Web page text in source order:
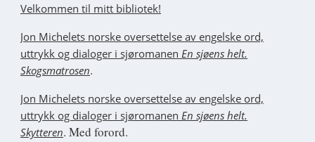
Velkommen til mitt bibliotek!
Jon Michelets norske oversettelse av engelske ord,
uttrykk og dialoger i sjøromanen En sjøens helt.
Skogsmatrosen.
Jon Michelets norske oversettelse av engelske ord,
uttrykk og dialoger i sjøromanen En sjøens helt.
Skytteren. Med forord.